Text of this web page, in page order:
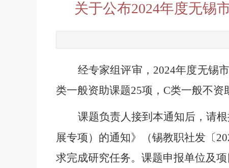
关于公布2024年度无锡
经专家组评审， 2024年度无锡
类一般资助课题25项， C类一般不资
课题负责人接到本通知后，请
展专项）的通知》（锡教职社发〔
求完成研究任务。课题申报单位及